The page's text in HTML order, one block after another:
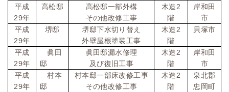
平成
29年
高松邸
高松邸一部外構
その他改修工事
木造2
階
岸和田
市
平成
29年
堺邸
堺邸下水切り替え
外壁屋根塗装工事
木造2
階
貝塚市
平成
29年
眞田
邸
眞田邸漏水修理
及び復旧工事
木造2
階
岸和田
市
平成
29年
村本
邸
村本邸一部床改修工事
その他改修工事
木造2
階
泉北郡
忠岡町